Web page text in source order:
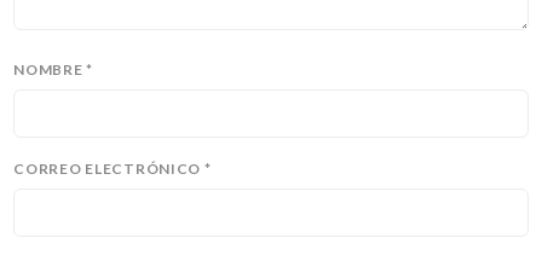
NOMBRE*
CORREO ELECTRÓNICO *